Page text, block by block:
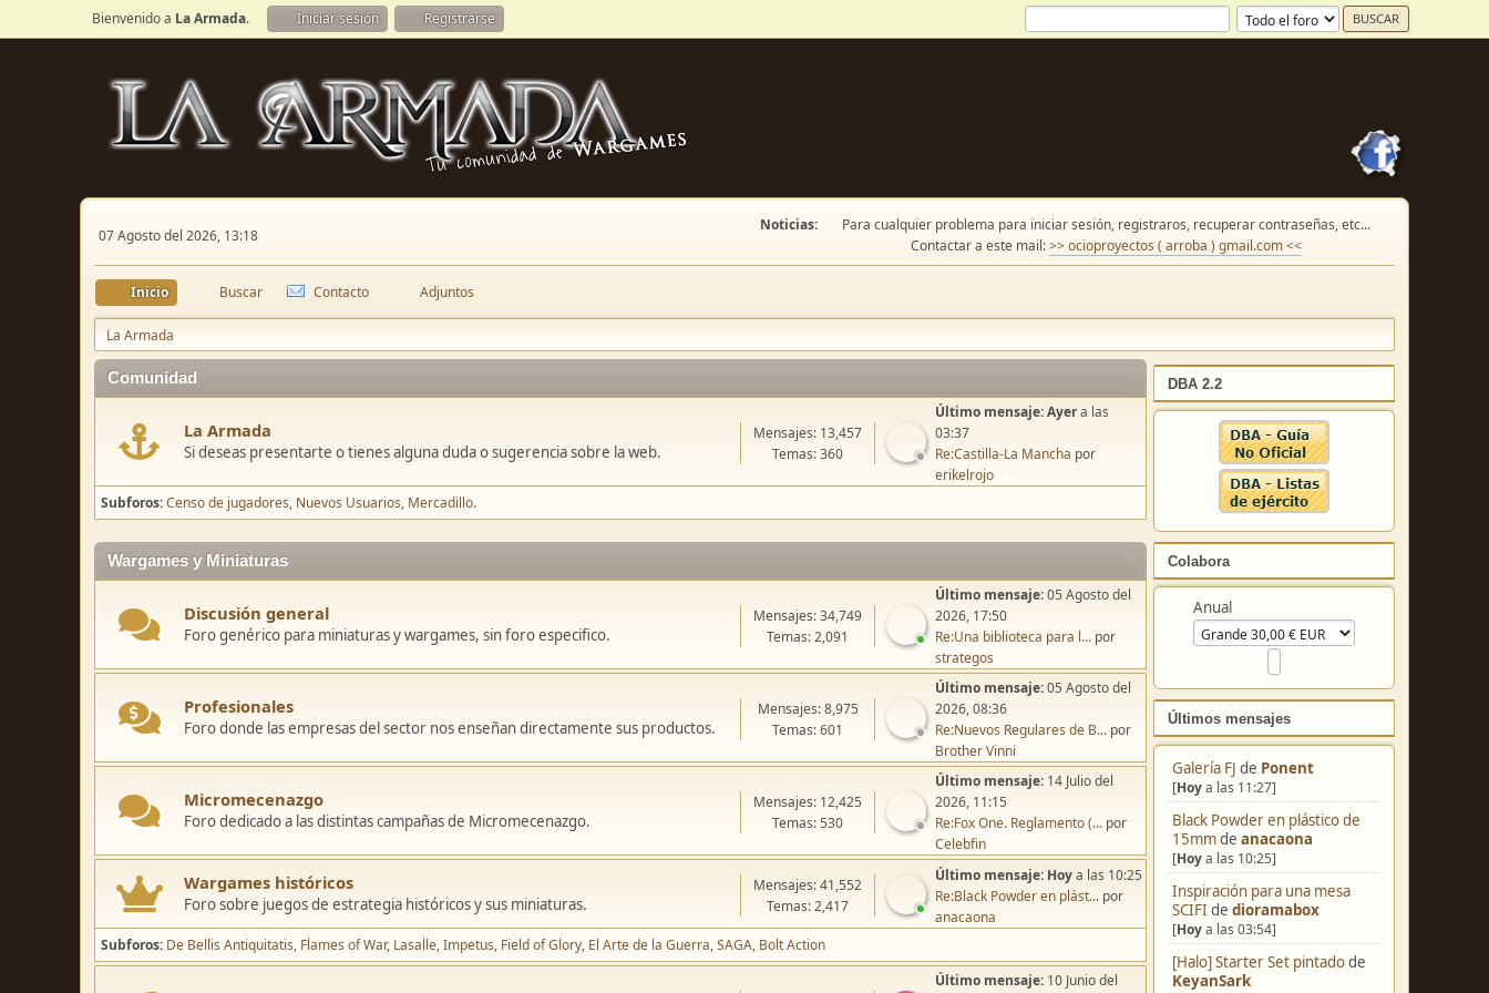
Bienvenido a La Armada. Iniciar sesión Registrarse
07 Agosto del 2026, 13:18
Noticias:
Para cualquier problema para iniciar sesión, registraros, recuperar contraseñas, etc...
Contactar a este mail:>> ocioproyectos ( arroba ) gmail.com <<
Inicio Buscar Contacto Adjuntos
La Armada
DBA 2.2
Colabora
Anual
Últimos mensajes
Galería FJ de Ponent
[Hoya las 11:27]
Black Powder en plástico de
15mmde anacaona
[Hoya las 10:25]
Inspiración para una mesa
SCIFI de dioramabox
[Hoya las 03:54]
[Halo] Starter Set pintadode
KeyanSark
Comunidad
La Armada
Si deseas presentarte o tienes alguna duda o sugerencia sobre la web.
Mensajes: 13,457
Temas: 360
Último mensaje:Ayera las
03:37
Re:Castilla-La Mancha por
erikelrojo
Subforos Censo de jugadores Nuevos Usuarios Mercadillo.
Wargames y Miniaturas
Discusión general
Foro genérico para miniaturas y wargames, sin foro especifico.
Mensajes: 34,749
Temas: 2,091
Último mensaje:05 Agosto del
2026, 17:50
Re:Una biblioteca para l... por
strategos
Profesionales
Foro donde las empresas del sector nos enseñan directamente sus productos.
Mensajes: 8,975
Temas: 601
Último mensaje:05 Agosto del
2026, 08:36
Re:Nuevos Regulares de B... por
Brother Vinni
Micromecenazgo
Foro dedicado a las distintas campañas de Micromecenazgo.
Mensajes: 12,425
Temas: 530
Último mensaje: 14 Julio del
2026, 11:15
Re:Fox One. Reglamento (... por
Celebfin
Wargames históricos
Foro sobre juegos de estrategia históricos y sus miniaturas.
Mensajes: 41,552
Temas: 2,417
Último mensaje: Hoya las 10:25
Re:Black Powder en plást... por
anacaona
Subforos De Bellis Antiquitatis Flames of War Lasalle Impetus Field of Glory El Arte de la Guerra SAGA Bolt Action
Último mensaje: 10 Junio del